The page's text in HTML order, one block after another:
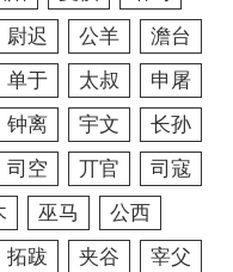
尉迟 公羊
澹台
单于 太叔
申屠
钟离 宇文
长孙
司空 丌官
司寇
巫马
公西
拓跋 夹谷
宰父